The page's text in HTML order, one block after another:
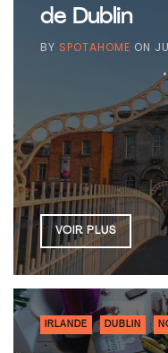
de Dublin
BY SPOTAHOME ON
VOIR PLUS
IRLANDE DUBLIN